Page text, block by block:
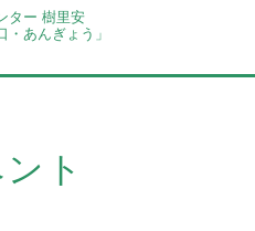
ター 樹里安
・あんぎょう」
ト